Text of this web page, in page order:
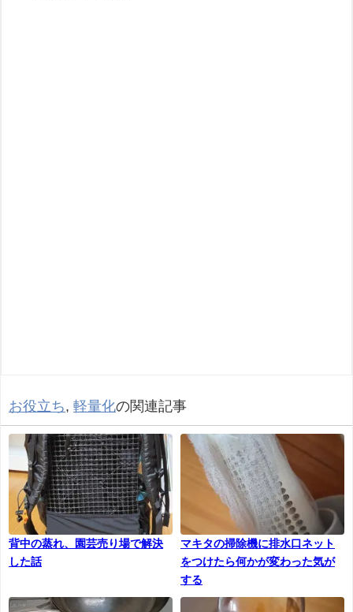
お役立ち, 軽量化の関連記事
背中の蒸れ、園芸売り場で解決
した話
マキタの掃除機に排水口ネット
をつけたら何かが変わった気が
する